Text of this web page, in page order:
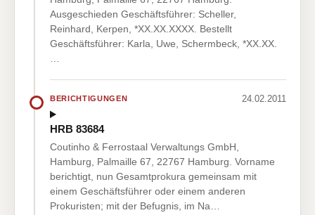
Ausgeschieden Geschäftsführer: Scheller,
Reinhard, Kerpen, *XX.XX.XXXX. Bestellt
Geschäftsführer: Karla, Uwe, Schermbeck, *XX.XX.
BERICHTIGUNGEN 24.02.2011
HRB 83684
Coutinho & Ferrostaal Verwaltungs GmbH,
Hamburg, Palmaille 67, 22767 Hamburg. Vorname
berichtigt, nun Gesamtprokura gemeinsam mit
einem Geschäftsführer oder einem anderen
Prokuristen; mit der Befugnis, im Na…